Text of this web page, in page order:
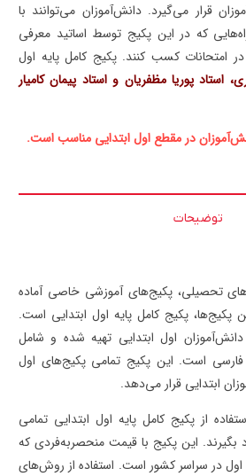
قرار می‌گیرد. دانش‌آموزان می‌توانند با
که در این پکیج‌ توسط اساتید معرفی
امتحانات کسب کنند. پکیج کامل پایه اول
استاد پوریا مظفریان و استاد پیمان کامیار
در مقطع اول ابتدایی مناسب است.
توضیحات
تحصیلی، پکیج‌های آموزشی خاصی آماده
پکیج‌ها، پکیج کامل پایه اول ابتدایی است.
اول ابتدایی تهیه شده و شامل
است. این پکیج تمامی پکیج‌های اول
ابتدایی قرار می‌دهد.
از پکیج کامل پایه اول ابتدایی تمامی
بگیرند. این پکیج با قیمت منحصربه‌فردی که
اول در سراسر کشور است. استفاده از روش‌های